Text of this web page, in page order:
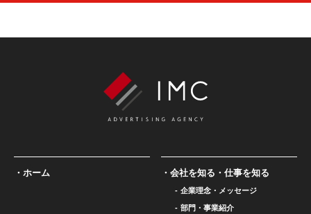
ホーム 会社を知る・仕事を知る
企業理念・メッセージ
部門・事業紹介